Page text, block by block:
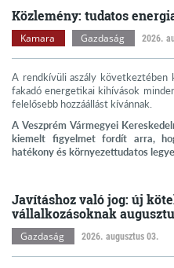
Közlemény: tudatos
Kamara Gazdaság 2026.
A rendkívüli aszály következtében
fakadó energetikai kihívások
felelősebb hozzáállást kívánnak.
A Veszprém Vármegyei
kiemelt figyelmet fordít arra,
hatékony és környezettudatos
Javításhoz való jog: új
vállalkozásoknak
Gazdaság 2026. augusztus 03.